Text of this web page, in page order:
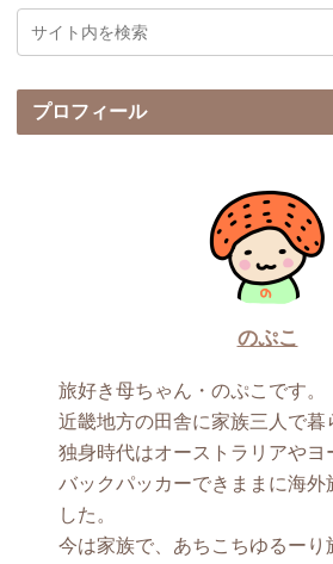
プロフィール
のぷこ
旅好き母ちゃん・のぷこです。
近畿地方の田舎に家族三人で暮
独身時代はオーストラリアやヨ
バックパッカーできままに海外
した。
今は家族で、あちこちゆるーり